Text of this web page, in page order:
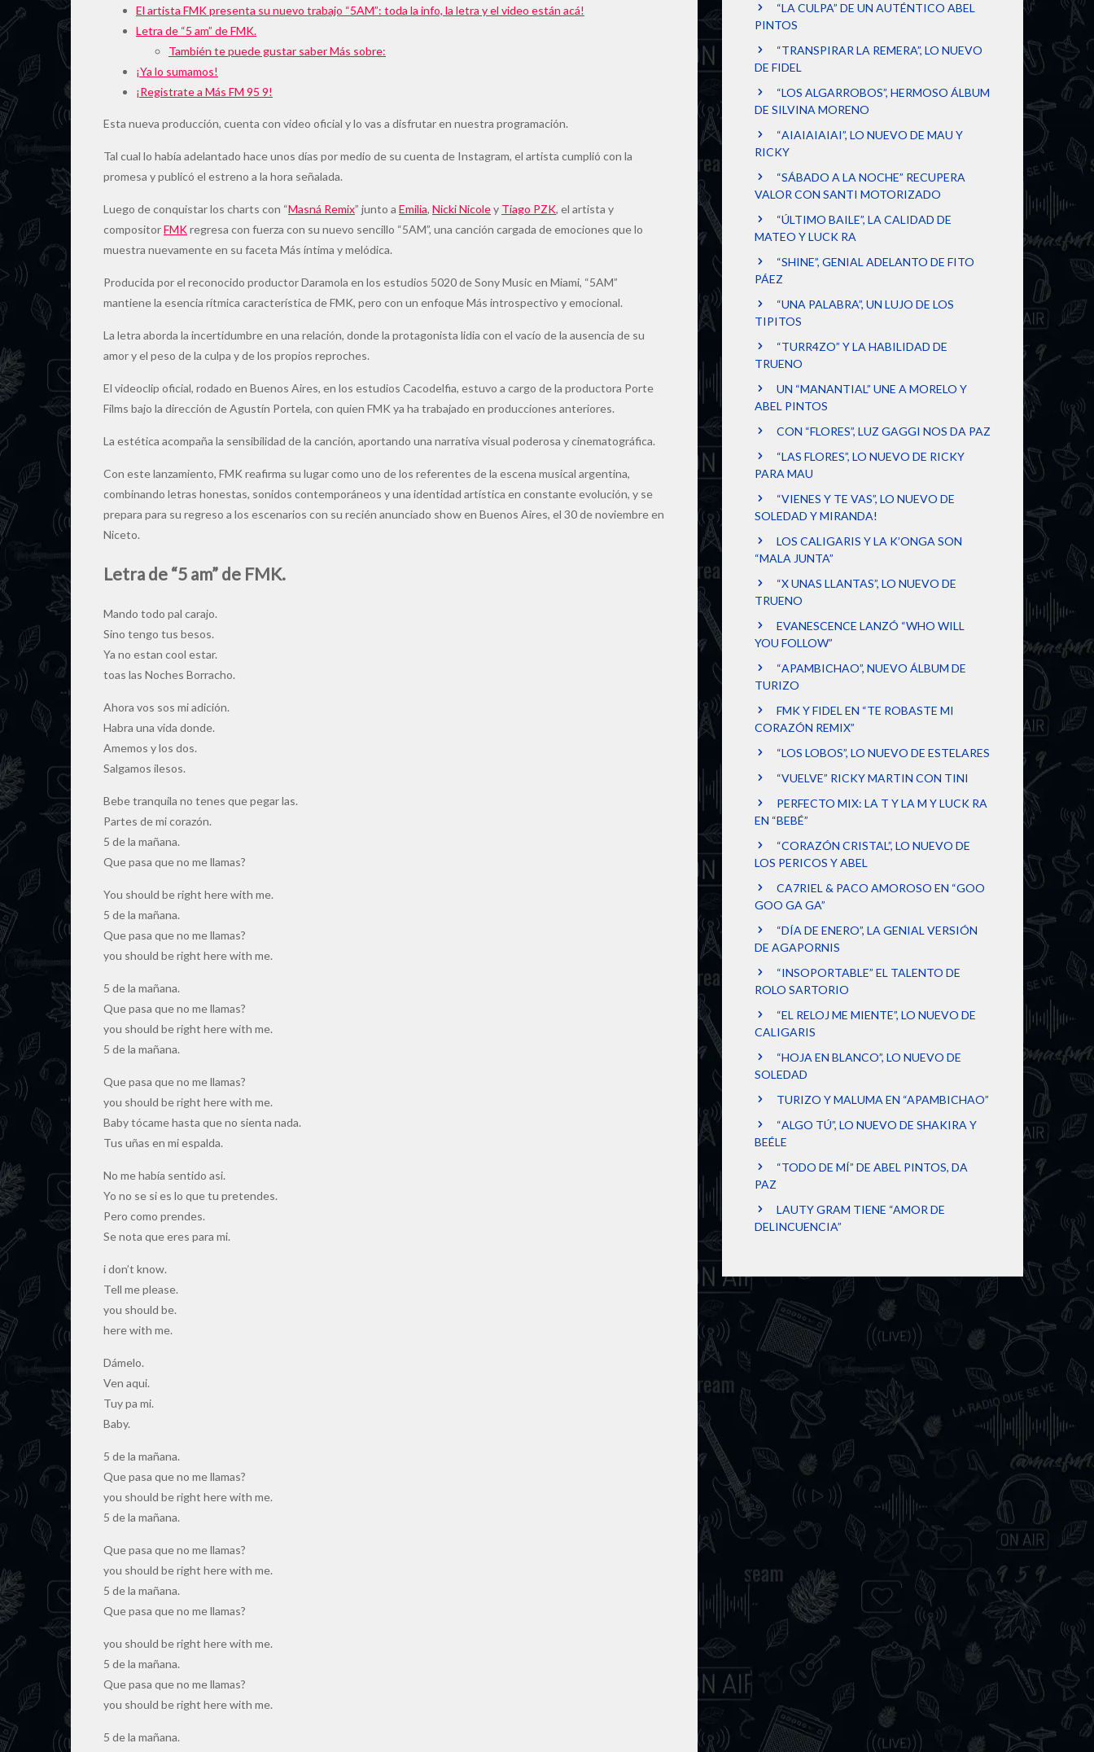
El artista FMK presenta su nuevo trabajo “5AM”: toda la info, la letra y el video están acá!
Letra de “5 am” de FMK.
También te puede gustar saber Más sobre:
¡Ya lo sumamos!
¡Registrate a Más FM 95 9!
Esta nueva producción, cuenta con video oficial y lo vas a disfrutar en nuestra programación.
Tal cual lo había adelantado hace unos días por medio de su cuenta de Instagram, el artista cumplió con la
promesa y publicó el estreno a la hora señalada.
Luego de conquistar los charts con “Masná Remix” junto a Emilia, Nicki Nicoley Tiago PZK, el artista y
compositorFMKregresa con fuerza con su nuevo sencillo “5AM”, una canción cargada de emociones que lo
muestra nuevamente en su faceta Más íntima y melódica.
Producida por el reconocido productor Daramola en los estudios 5020 de Sony Music en Miami, “5AM”
mantiene la esencia rítmica característica de FMK, pero con un enfoque Más introspectivo y emocional.
La letra aborda la incertidumbre en una relación, donde la protagonista lidia con el vacío de la ausencia de su
amor y el peso de la culpa y de los propios reproches.
El videoclip oficial, rodado en Buenos Aires, en los estudios Cacodelfia, estuvo a cargo de la productora Porte
Films bajo la dirección de Agustín Portela, con quien FMK ya ha trabajado en producciones anteriores.
La estética acompaña la sensibilidad de la canción, aportando una narrativa visual poderosa y cinematográfica.
Con este lanzamiento, FMK reafirma su lugar como uno de los referentes de la escena musical argentina,
combinando letras honestas, sonidos contemporáneos y una identidad artística en constante evolución, y se
prepara para su regreso a los escenarios con su recién anunciado show en Buenos Aires, el 30 de noviembre en
Niceto.
Letra de “5 am” de FMK.
Mando todo pal carajo.
Sino tengo tus besos.
Ya no estan cool estar.
toas las Noches Borracho.
Ahora vos sos mi adición.
Habra una vida donde.
Amemos y los dos.
Salgamos ilesos.
Bebe tranquila no tenes que pegar las.
Partes de mi corazón.
5 de la mañana.
Que pasa que no me llamas?
You should be right here with me.
5 de la mañana.
Que pasa que no me llamas?
you should be right here with me.
5 de la mañana.
Que pasa que no me llamas?
you should be right here with me.
5 de la mañana.
Que pasa que no me llamas?
you should be right here with me.
Baby tócame hasta que no sienta nada.
Tus uñas en mi espalda.
No me había sentido asi.
Yo no se si es lo que tu pretendes.
Pero como prendes.
Se nota que eres para mi.
i don’t know.
Tell me please.
you should be.
here with me.
Dámelo.
Ven aqui.
Tuy pa mi.
Baby.
5 de la mañana.
Que pasa que no me llamas?
you should be right here with me.
5 de la mañana.
Que pasa que no me llamas?
you should be right here with me.
5 de la mañana.
Que pasa que no me llamas?
you should be right here with me.
5 de la mañana.
Que pasa que no me llamas?
you should be right here with me.
5 de la mañana.
“LA CULPA” DE UN AUTÉNTICO ABEL
PINTOS
“TRANSPIRAR LA REMERA”, LO NUEVO
DE FIDEL
“LOS ALGARROBOS”, HERMOSO ÁLBUM
DE SILVINA MORENO
“AIAIAIAIAI”, LO NUEVO DE MAU Y
RICKY
“SÁBADO A LA NOCHE” RECUPERA
VALOR CON SANTI MOTORIZADO
“ÚLTIMO BAILE”, LA CALIDAD DE
MATEO Y LUCK RA
“SHINE”, GENIAL ADELANTO DE FITO
PÁEZ
“UNA PALABRA”, UN LUJO DE LOS
TIPITOS
“TURR4ZO” Y LA HABILIDAD DE
TRUENO
UN “MANANTIAL” UNE A MORELO Y
ABEL PINTOS
CON “FLORES”, LUZ GAGGI NOS DA PAZ
“LAS FLORES”, LO NUEVO DE RICKY
PARA MAU
“VIENES Y TE VAS”, LO NUEVO DE
SOLEDAD Y MIRANDA!
LOS CALIGARIS Y LA K’ONGA SON
“MALA JUNTA”
“X UNAS LLANTAS”, LO NUEVO DE
TRUENO
EVANESCENCE LANZÓ “WHO WILL
YOU FOLLOW”
“APAMBICHAO”, NUEVO ÁLBUM DE
TURIZO
FMK Y FIDEL EN “TE ROBASTE MI
CORAZÓN REMIX”
“LOS LOBOS”, LO NUEVO DE ESTELARES
“VUELVE” RICKY MARTIN CON TINI
PERFECTO MIX: LA T Y LA M Y LUCK RA
EN “BEBÉ”
“CORAZÓN CRISTAL”, LO NUEVO DE
LOS PERICOS Y ABEL
CA7RIEL & PACO AMOROSO EN “GOO
GOO GA GA”
“DÍA DE ENERO”, LA GENIAL VERSIÓN
DE AGAPORNIS
“INSOPORTABLE” EL TALENTO DE
ROLO SARTORIO
“EL RELOJ ME MIENTE”, LO NUEVO DE
CALIGARIS
“HOJA EN BLANCO”, LO NUEVO DE
SOLEDAD
TURIZO Y MALUMA EN “APAMBICHAO”
“ALGO TÚ”, LO NUEVO DE SHAKIRA Y
BEÉLE
“TODO DE MÍ” DE ABEL PINTOS, DA
PAZ
LAUTY GRAM TIENE “AMOR DE
DELINCUENCIA”